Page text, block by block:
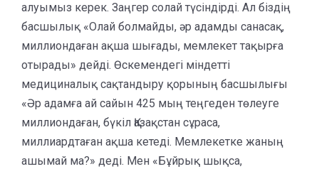
алуымыз керек. Заңгер солай түсіндірді. Ал біздің
басшылық «Олай болмайды, әр адамды санасақ,
миллиондаған ақша шығады, мемлекет тақырға
отырады» дейді. Өскемендегі міндетті
медициналық сақтандыру қорының басшылығы
«Әр адамға ай сайын 425 мың теңгеден төлеуге
миллиондаған, бүкіл Қазақстан сұраса,
миллиардтаған ақша кетеді. Мемлекетке жаның
ашымай ма?» деді. Мен «Бұйрық шықса,